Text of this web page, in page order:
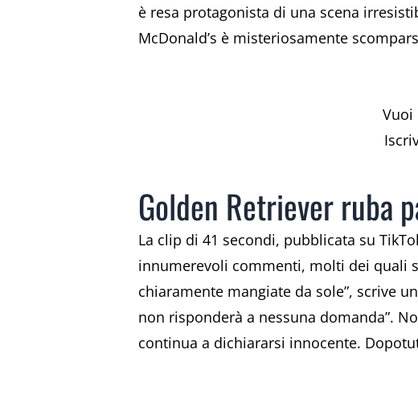
è resa protagonista di una scena
McDonald’s è misteriosamente
Vuoi
Golden Retriever ruba
La clip di 41 secondi, pubblicata su
innumerevoli commenti, molti dei quali
chiaramente mangiate da sole”, scrive
non risponderà a nessuna domanda”.
continua a dichiararsi innocente.